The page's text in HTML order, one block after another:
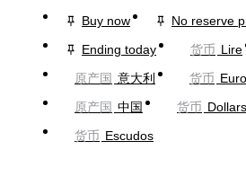
Buy now
No reserve
Ending today
货币 Lire
原产国 意大利 货币 Euro
原产国 中国 货币 Dollars
货币 Escudos